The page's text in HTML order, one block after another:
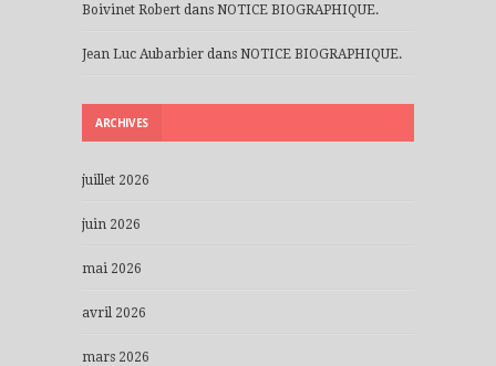
Boivinet Robert dans NOTICE BIOGRAPHIQUE.
Jean Luc Aubarbier dans NOTICE BIOGRAPHIQUE.
ARCHIVES
juillet 2026
juin 2026
mai 2026
avril 2026
mars 2026